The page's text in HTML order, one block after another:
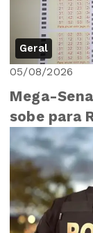
Geral
05/08/2026
Mega-
sobe para